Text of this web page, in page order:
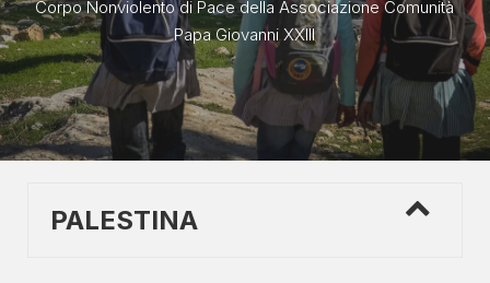
Corpo Nonviolento di Pace della Associazione Comunità
Papa Giovanni XXIII
PALESTINA